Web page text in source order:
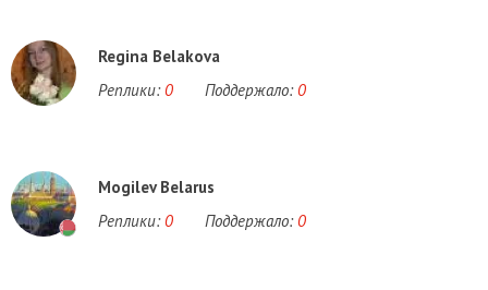
Regina Belakova
Реплики: 0 Поддержало: 0
Mogilev Belarus
Реплики: 0 Поддержало: 0